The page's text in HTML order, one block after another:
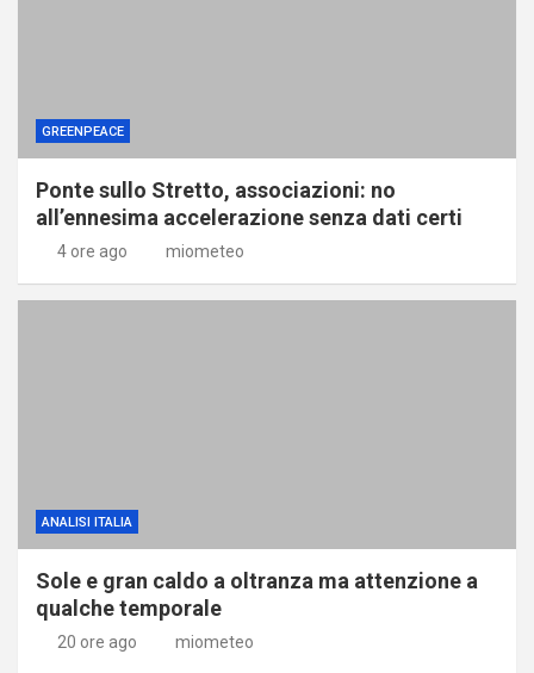
GREENPEACE
Ponte sullo Stretto, associazioni: no
all’ennesima accelerazione senza dati certi
4 ore ago miometeo
ANALISI ITALIA
Sole e gran caldo a oltranza ma attenzione a
qualche temporale
20 ore ago miometeo